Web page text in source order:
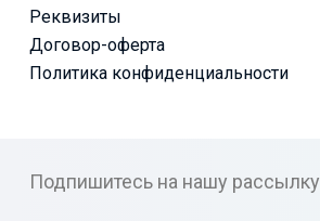
Реквизиты
Договор-оферта
Политика конфиденциальности
Подпишитесь на нашу рассылку